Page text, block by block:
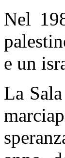
Nel
e un
La